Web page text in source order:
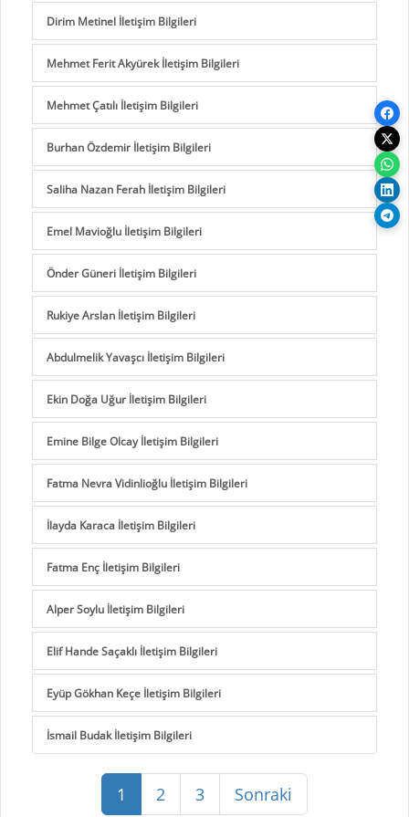
Dirim Metinel İletişim Bilgileri
Mehmet Ferit Akyürek İletişim Bilgileri
Mehmet Çatılı İletişim Bilgileri
Burhan Özdemir İletişim Bilgileri
Saliha Nazan Ferah İletişim Bilgileri
Emel Mavioğlu İletişim Bilgileri
Önder Güneri İletişim Bilgileri
Rukiye Arslan İletişim Bilgileri
Abdulmelik Yavaşcı İletişim Bilgileri
Ekin Doğa Uğur İletişim Bilgileri
Emine Bilge Olcay İletişim Bilgileri
Fatma Nevra Vidinlioğlu İletişim Bilgileri
İlayda Karaca İletişim Bilgileri
Fatma Enç İletişim Bilgileri
Alper Soylu İletişim Bilgileri
Elif Hande Saçaklı İletişim Bilgileri
Eyüp Gökhan Keçe İletişim Bilgileri
İsmail Budak İletişim Bilgileri
1 2 3 Sonraki